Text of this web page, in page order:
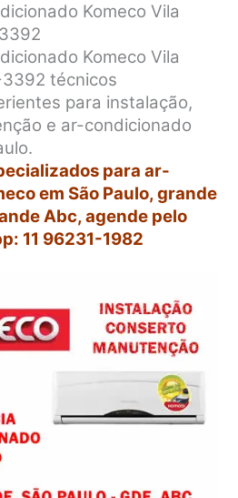
Komeco Vila
Komeco Vila
técnicos
para instalação,
e ar-condicionado
para ar-
em São Paulo, grande
Abc, agende pelo
11 96231-1982